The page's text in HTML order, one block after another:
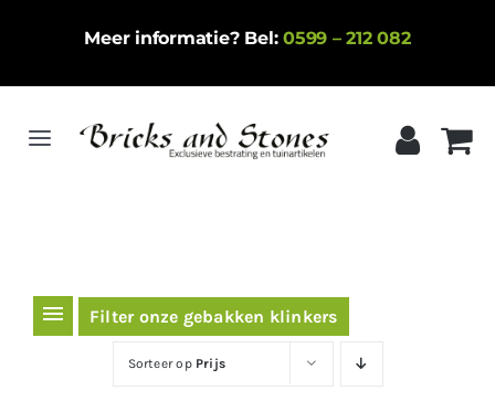
Meer informatie? Bel:0599 – 212 082
Toggle
Keramische tegels
Sorteer op Prijs
Filter onze gebakken klinkers